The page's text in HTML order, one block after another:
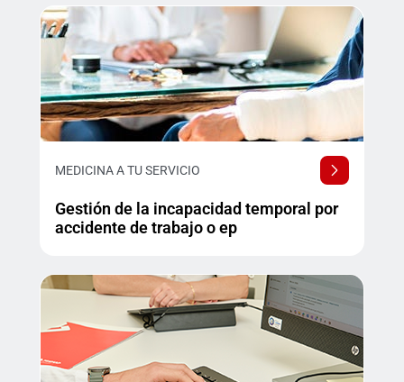
MEDICINA A TU SERVICIO
Gestión de la incapacidad temporal por
accidente de trabajo o ep